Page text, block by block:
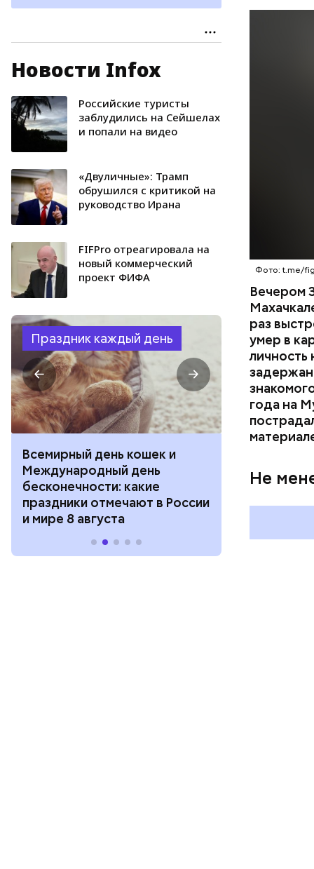
Новости Infox
Российские туристы
заблудились на Сейшелах
и попали на видео
«Двуличные»: Трамп
обрушился с критикой на
руководство Ирана
FIFPro отреагировала на
новый коммерческий
проект ФИФА
Праздник каждый день
Всемирный день кошек и
Международный день
бесконечности: какие
праздники отмечают в России
и мире 8 августа
холостяка:
отмечают в
Фото: t.me/
Вечером
раз
умер в
года на
Не
Вечером
жилого
менее
скорую